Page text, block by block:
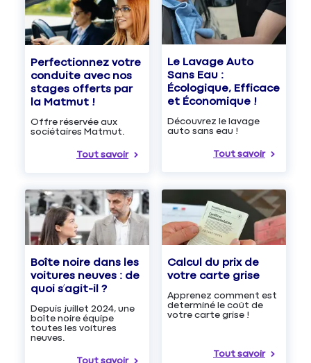
Perfectionnez votre
conduite avec nos
stages offerts par
la Matmut !
Offre réservée aux
sociétaires Matmut.
Tout savoir
Le Lavage Auto
Sans Eau :
Écologique, Efficace
et Économique !
Découvrez le lavage
auto sans eau !
Tout savoir
Boîte noire dans les
voitures neuves : de
quoi s’agit-il ?
Depuis juillet 2024, une
boîte noire équipe
toutes les voitures
neuves.
Tout savoir
Calcul du prix de
votre carte grise
Apprenez comment est
determiné le coût de
votre carte grise !
Tout savoir